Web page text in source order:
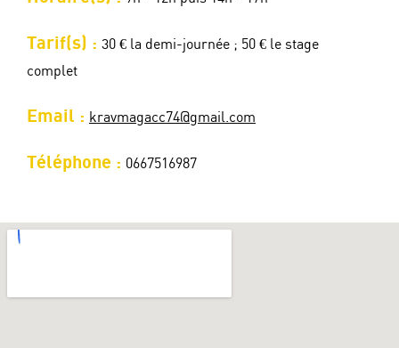
Tarif(s) : 30 € la demi-journée ; 50 € le stage
complet
Email : kravmagacc74@gmail.com
Téléphone : 0667516987